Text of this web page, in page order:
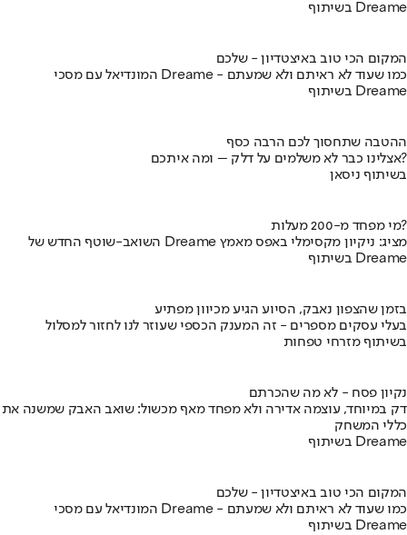
בשיתוף Dreame
המקום הכי טוב באיצטדיון - שלכם
המונדיאל עם מסכי Dreame - כמו שעוד לא ראיתם ולא שמעתם
בשיתוף Dreame
ההטבה שתחסוך לכם הרבה כסף
אצלינו כבר לא משלמים על דלק – ומה איתכם?
בשיתוף ניסאן
מי מפחד מ-200 מעלות?
השואב-שוטף החדש של Dreame מציג: ניקיון מקסימלי באפס מאמץ
בשיתוף Dreame
בזמן שהצפון נאבק, הסיוע הגיע מכיוון מפתיע
בעלי עסקים מספרים - זה המענק הכספי שעוזר לנו לחזור למסלול
בשיתוף מזרחי טפחות
נקיון פסח - לא מה שהכרתם
דק במיוחד, עוצמה אדירה ולא מפחד מאף מכשול: שואב האבק שמשנה את
כללי המשחק
בשיתוף Dreame
המקום הכי טוב באיצטדיון - שלכם
המונדיאל עם מסכי Dreame - כמו שעוד לא ראיתם ולא שמעתם
בשיתוף Dreame